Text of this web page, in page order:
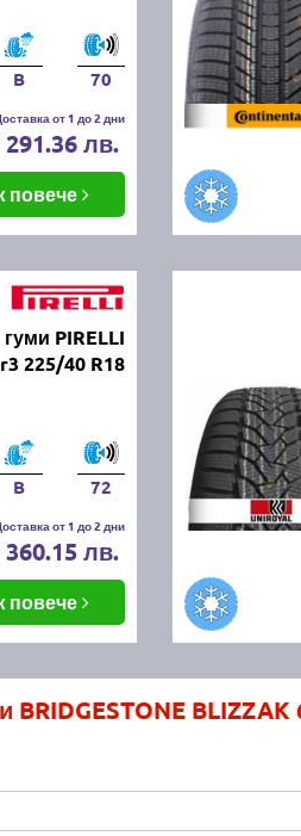
B 70
от 1 до 2 дни
лв.
повече
PIRELLI
225/40 R18
B 72
от 1 до 2 дни
лв.
повече
BRIDGESTONE BLIZZAK